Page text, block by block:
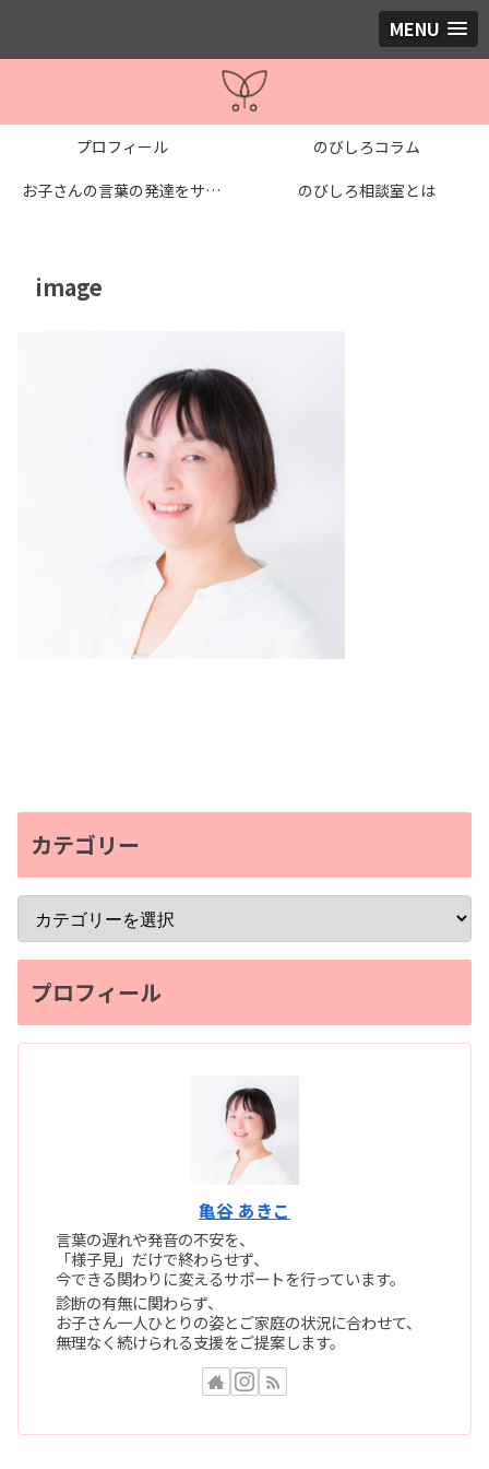
MENU
プロフィール
のびしろコラム
お子さんの言葉の発達をサポートする個別レッスン
のびしろ相談室とは
image
カテゴリー
プロフィール
亀谷 あきこ
言葉の遅れや発音の不安を、
「様子見」だけで終わらせず、
今できる関わりに変えるサポートを行っています。
診断の有無に関わらず、
お子さん一人ひとりの姿とご家庭の状況に合わせて、
無理なく続けられる支援をご提案します。